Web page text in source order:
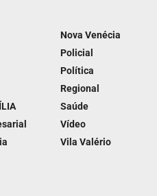
Nova Venécia
Policial
Política
Regional
Saúde
Vídeo
Vila Valério